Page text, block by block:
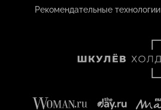
Рекомендательные технологии